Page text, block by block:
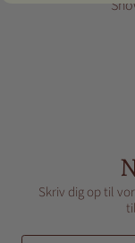
Skriv dig op til